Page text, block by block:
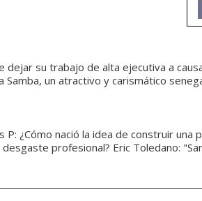
dejar su trabajo de alta ejecutiva a
Samba, un atractivo y carismático
¿Cómo nació la idea de construir una
profesional? Eric Toledano: